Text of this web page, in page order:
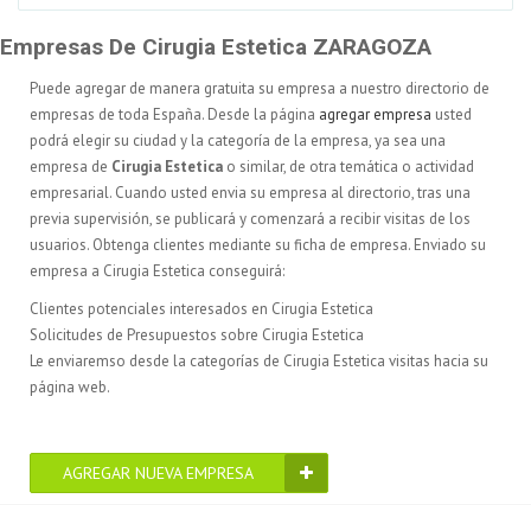
Empresas De Cirugia Estetica ZARAGOZA
Puede agregar de manera gratuita su empresa a nuestro directorio de
empresas de toda España. Desde la página agregar empresa usted
podrá elegir su ciudad y la categoría de la empresa, ya sea una
empresa de Cirugia Estetica o similar, de otra temática o actividad
empresarial. Cuando usted envia su empresa al directorio, tras una
previa supervisión, se publicará y comenzará a recibir visitas de los
usuarios. Obtenga clientes mediante su ficha de empresa. Enviado su
empresa a Cirugia Estetica conseguirá:
Clientes potenciales interesados en Cirugia Estetica
Solicitudes de Presupuestos sobre Cirugia Estetica
Le enviaremso desde la categorías de Cirugia Estetica visitas hacia su
página web.
AGREGAR NUEVA EMPRESA